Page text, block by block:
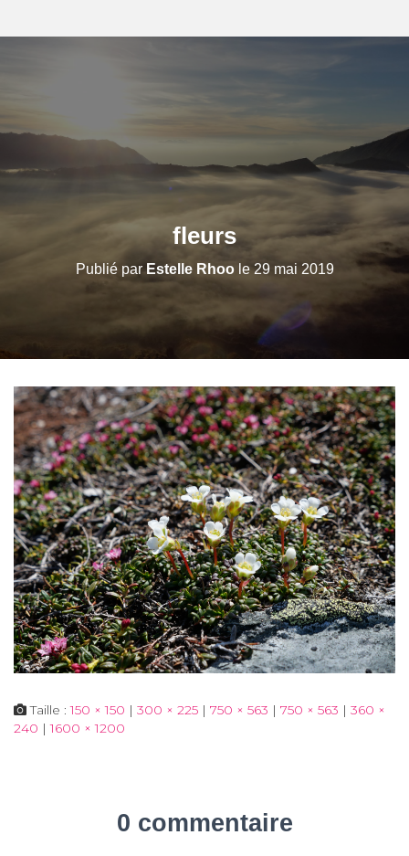
fleurs
Publié parEstelle Rhoole29 mai 2019
Taille :150 × 150 | 300 × 225 | 750 × 563 | 750 × 563 | 360 ×
240 | 1600 × 1200
0 commentaire